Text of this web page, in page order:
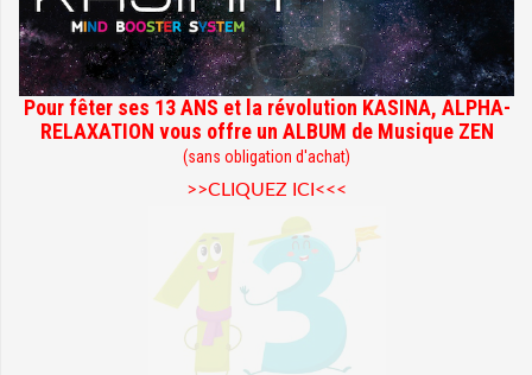
Pour fêter ses 13 ANS et la révolution KASINA, ALPHA-
RELAXATION vous offre un ALBUM de Musique ZEN
(sans obligation d'achat)
>>CLIQUEZ ICI<<<